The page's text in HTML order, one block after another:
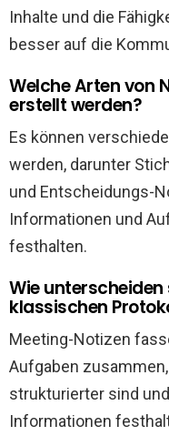
Inhalte und die
besser auf die
Welche Arten von
erstellt werden?
Es können
werden, darunter
und Entscheidungs-
Informationen und
festhalten.
Wie
klassischen
Meeting-Notizen
Aufgaben
strukturierter sind
Informationen